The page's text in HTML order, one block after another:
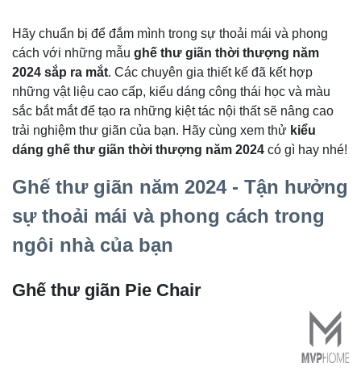
Hãy chuẩn bị để đắm mình trong sự thoải mái và phong
cách với những mẫu ghế thư giãn thời thượng năm
2024 sắp ra mắt. Các chuyên gia thiết kế đã kết hợp
những vật liệu cao cấp, kiểu dáng công thái học và màu
sắc bắt mắt để tạo ra những kiệt tác nội thất sẽ nâng cao
trải nghiệm thư giãn của bạn. Hãy cùng xem thử kiểu
dáng ghế thư giãn thời thượng năm 2024 có gì hay nhé!
Ghế thư giãn năm 2024 - Tận hưởng
sự thoải mái và phong cách trong
ngôi nhà của bạn
Ghế thư giãn Pie Chair